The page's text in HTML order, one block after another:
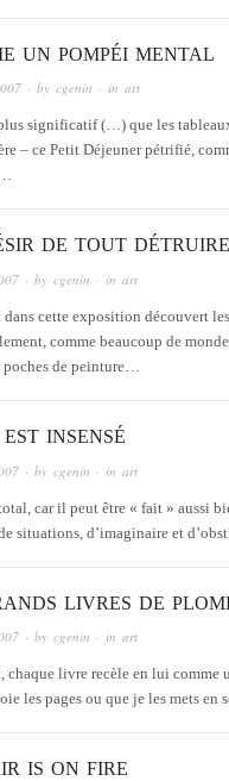
UN POMPÉI MENTAL
· by cgenin · in art
significatif (…) que les
– ce Petit Déjeuner pétrifié,
DE TOUT DÉTRUIRE
· by cgenin · in art
dans cette exposition découvert
comme beaucoup de
poches de peinture…
EST INSENSÉ
· by cgenin · in art
car il peut être « fait » aussi
situations, d’imaginaire et
LIVRES DE
· by cgenin · in art
chaque livre recèle en lui comme
les pages ou que je les mets
IS ON FIRE